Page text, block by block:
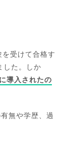
受けて合格す
した。しか
導入されたの
無や学歴、過